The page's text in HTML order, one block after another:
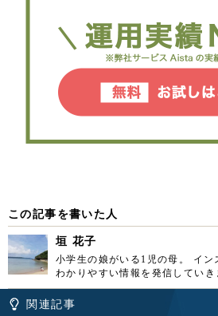
この記事を書いた人
垣 花子
小学生の娘がいる1児の母。 イン
わかりやすい情報を発信していき
関連記事